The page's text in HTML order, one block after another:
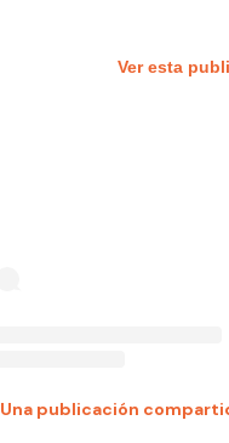
Ver esta
Una publicación